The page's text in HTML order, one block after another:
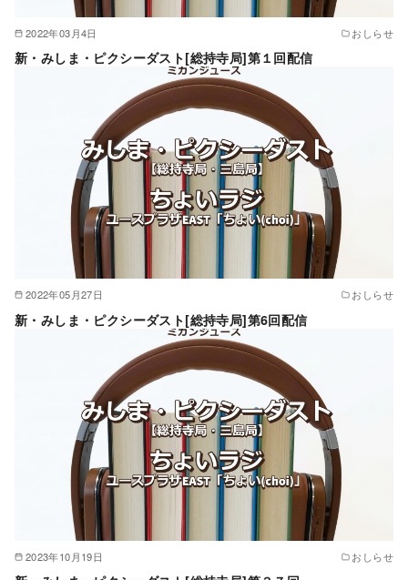
2022年03月4日 おしらせ
新・みしま・ピクシーダスト[総持寺局]第１回配信
2022年05月27日 おしらせ
新・みしま・ピクシーダスト[総持寺局]第6回配信
2023年10月19日 おしらせ